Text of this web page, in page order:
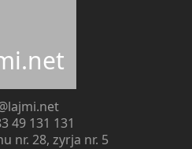
49 131 131
nr. 28, zyrja nr. 5